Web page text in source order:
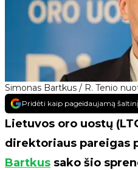
Simonas Bartkus / R. Tenio
Pridėti kaip pageidaujamą šaltinį
Lietuvos oro uostų
direktoriaus pareigas
Bartkus sako šio